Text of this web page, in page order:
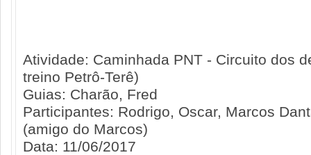
Atividade: Caminhada PNT - Circuito dos
treino Petrô-Terê)
Guias: Charão, Fred
Participantes: Rodrigo, Oscar, Marcos
(amigo do Marcos)
Data: 11/06/2017